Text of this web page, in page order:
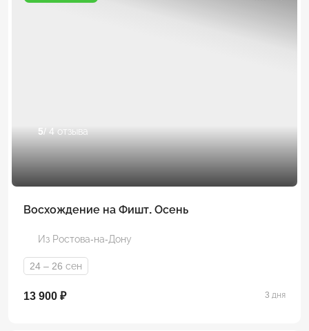
5/ 4 отзыва
Восхождение на Фишт. Осень
Из Ростова-на-Дону
24 – 26 сен
13 900 ₽ 3 дня